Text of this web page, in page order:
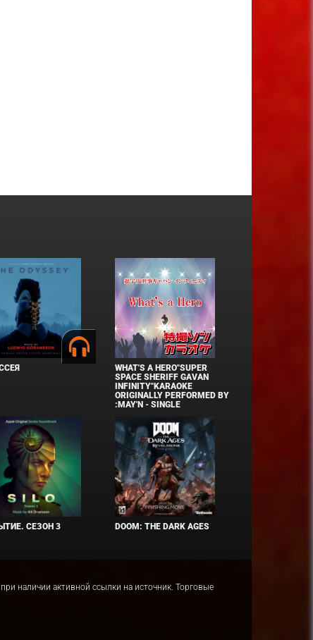
WHAT'S A HERO"SUPER
SPACE SHERIFF GAVAN
INFINITY"KARAOKE
ORIGINALLY PERFORMED BY
:MAY'N - SINGLE
СЕЗОН 3 DOOM: THE DARK AGES
наличии активной ссылки на источник. Торговые